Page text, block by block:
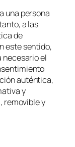
una persona
a las
de
este sentido,
necesario el
auténtica,
y
removible y